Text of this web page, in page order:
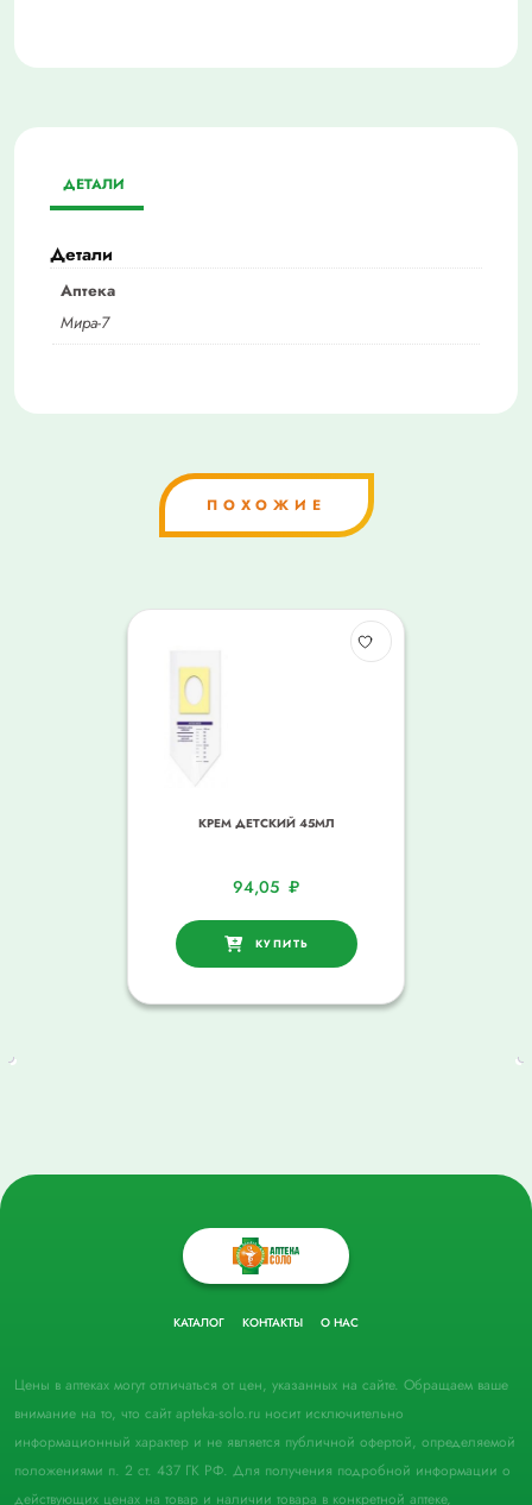
ДЕТАЛИ
Детали
Аптека
Мира-7
ПОХОЖИЕ
КРЕМ ДЕТСКИЙ 45МЛ
94,05 ₽
КУПИТЬ
КАТАЛОГ КОНТАКТЫ О НАС
Цены в аптеках могут отличаться от цен, указанных на сайте. Обращаем ваше
внимание на то, что сайт apteka-solo.ru носит исключительно
информационный характер и не является публичной офертой, определяемой
положениями п. 2 ст. 437 ГК РФ. Для получения подробной информации о
действующих ценах на товар и наличии товара в конкретной аптеке,